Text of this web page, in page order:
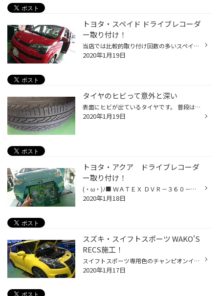
トヨタ・スペイド ドライブレコーダ
ー取り付け！
当店では比較的取り付け回数の多いスペイド…！ 前後２カメラのドライブレコーダーを取り付けしました！ヽ(´ω｀)ﾉ KENWOOD(ケンウッド) DRV-MR740 前方と後方を撮影します。 意外と本体と画面が大きいんです。 手が小さいわけではありません…！(笑) 録画した動画をパソコンで見ることは可能ですが、...
2020年1月19日
タイヤのヒビって意外と深い
表面にヒビが出ているタイヤです。 普段はホイールに組まれていて、タイヤの中には空気（もしくは窒素ガス）が入ってます。ですので、ヒビの進行具合って「大したことない」と思いがちな部分かもしれません。 ホイールから外した後に、このヒビの入ったタイヤをぐに～～～～～～と押してみると… 実...
2020年1月19日
トヨタ・アクア ドライブレコーダ
ー取り付け！
(・ω・)ﾉ■ ＷＡＴＥＸ ＤＶＲ－３６０－２ 「３６０°カメラが欲しいけど、後ろも気になる」 このWATEXのドライブレコーダー「DVR-360-2」は３６０°カメラにリアカメラがついているモデル。しかも最大24時間の駐車監視機能（タイムラプス録画）が標準装備。フロント200万画素、リア100万画素ですが、...
2020年1月18日
スズキ・スイフトスポーツ WAKO'S
RECS施工！
スイフトスポーツ専用色のチャンピオンイエロー！ 入庫時の走行距離は1000km…！？と吃驚したら、実はメーターを載せ替えていて、実走行距離は10万km超えているよう。綺麗なボディで大事に乗られているのが分かりますね(oﾟ▽ﾟ) 当店でＲＥＣＳ施工をしているのはＷＥＢ等でご存じだったようで、周りの...
2020年1月17日